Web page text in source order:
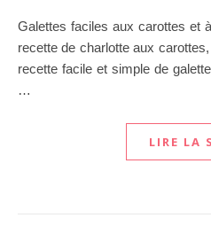
Galettes faciles aux carottes et à la ricotta Coucou, Après ma
recette de charlotte aux
recette facile et simple de
…
LIRE LA